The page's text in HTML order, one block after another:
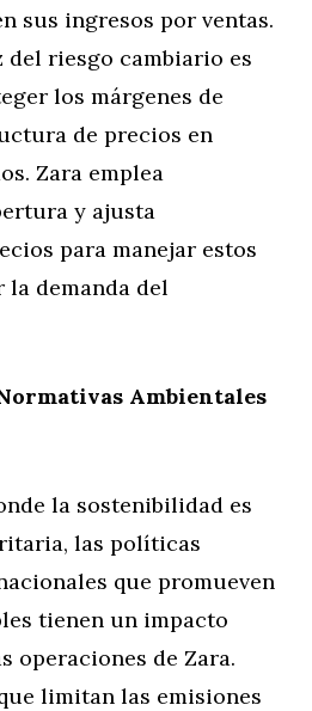
sus ingresos por ventas.
del riesgo cambiario es
los márgenes de
de precios en
Zara emplea
y ajusta
para manejar estos
demanda del
Ambientales
la sostenibilidad es
las políticas
que promueven
tienen un impacto
operaciones de Zara.
limitan las emisiones